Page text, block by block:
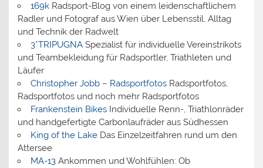
169kRadsport-Blog von einem leidenschaftlichem
Radler und Fotograf aus Wien über Lebensstil, Alltag
und Technik der Radwelt
3*TRIPUGNASpezialist für individuelle Vereinstrikots
und Teambekleidung für Radsportler, Triathleten und
Läufer
Christopher Jobb – RadsportfotosRadsportfotos,
Radsportfotos und noch mehr Radsportfotos
Frankenstein BikesIndividuelle Renn-, Triathlonräder
und handgefertigte Carbonlaufräder aus Südhessen
King of the LakeDas Einzelzeitfahren rund um den
Attersee
MA-13Ankommen und Wohlfühlen: Ob